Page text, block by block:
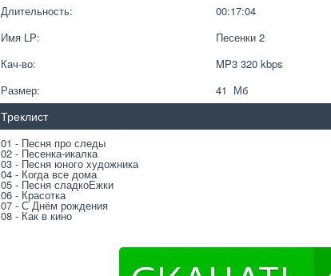
Длительность:
00:17:04
Имя LP:
Песенки 2
Кач-во:
MP3 320 kbps
Размер:
41  Мб
Треклист
01 - Песня про следы
02 - Песенка-икалка
03 - Песня юного художника
04 - Когда все дома
05 - Песня сладкоЕжки
06 - Красотка
07 - С Днём рождения
08 - Как в кино